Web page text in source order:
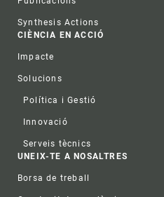
Synthesis Actions
CIÈNCIA EN ACCIÓ
Impacte
Solucions
Política i Gestió
Innovació
Serveis tècnics
UNEIX-TE A NOSALTRES
Borsa de treball